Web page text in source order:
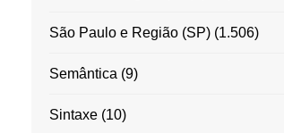
São Paulo e Região (SP)(1.506)
Semântica (9)
Sintaxe(10)